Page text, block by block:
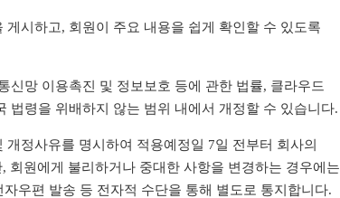
시하고, 회원이 주요 내용을 쉽게 확인할 수 있도록
망 이용촉진 및 정보보호 등에 관한 법률, 클라우드
법령을 위배하지 않는 범위 내에서 개정할 수 있습니다.
정사유를 명시하여 적용예정일 7일 전부터 회사의
회원에게 불리하거나 중대한 사항을 변경하는 경우에는
우편 발송 등 전자적 수단을 통해 별도로 통지합니다.